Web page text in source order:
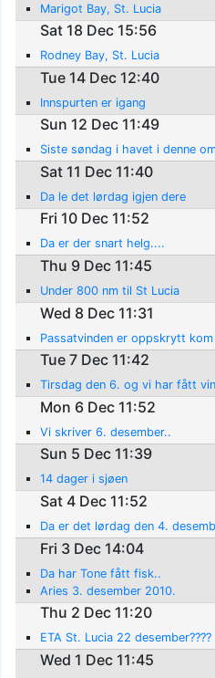
Marigot Bay, St. Lucia
Sat 18 Dec 15:56
Rodney Bay, St. Lucia
Tue 14 Dec 12:40
Innspurten er igang
Sun 12 Dec 11:49
Siste søndag i havet i denne
Sat 11 Dec 11:40
Da le det lørdag igjen dere
Fri 10 Dec 11:52
Da er der snart helg....
Thu 9 Dec 11:45
Under 800 nm til St Lucia
Wed 8 Dec 11:31
Passatvinden er oppskrytt
Tue 7 Dec 11:42
Tirsdag den 6. og vi har fått
Mon 6 Dec 11:52
Vi skriver 6. desember..
Sun 5 Dec 11:39
14 dager i sjøen
Sat 4 Dec 11:52
Da er det lørdag den 4.
Fri 3 Dec 14:04
Da har Tone fått fisk..
Aries 3. desember 2010.
Thu 2 Dec 11:20
ETA St. Lucia 22 desember????
Wed 1 Dec 11:45